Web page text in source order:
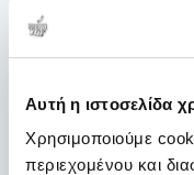
Αυτή η ιστοσελίδα
Χρησιμοποιούμε
περιεχομένου και